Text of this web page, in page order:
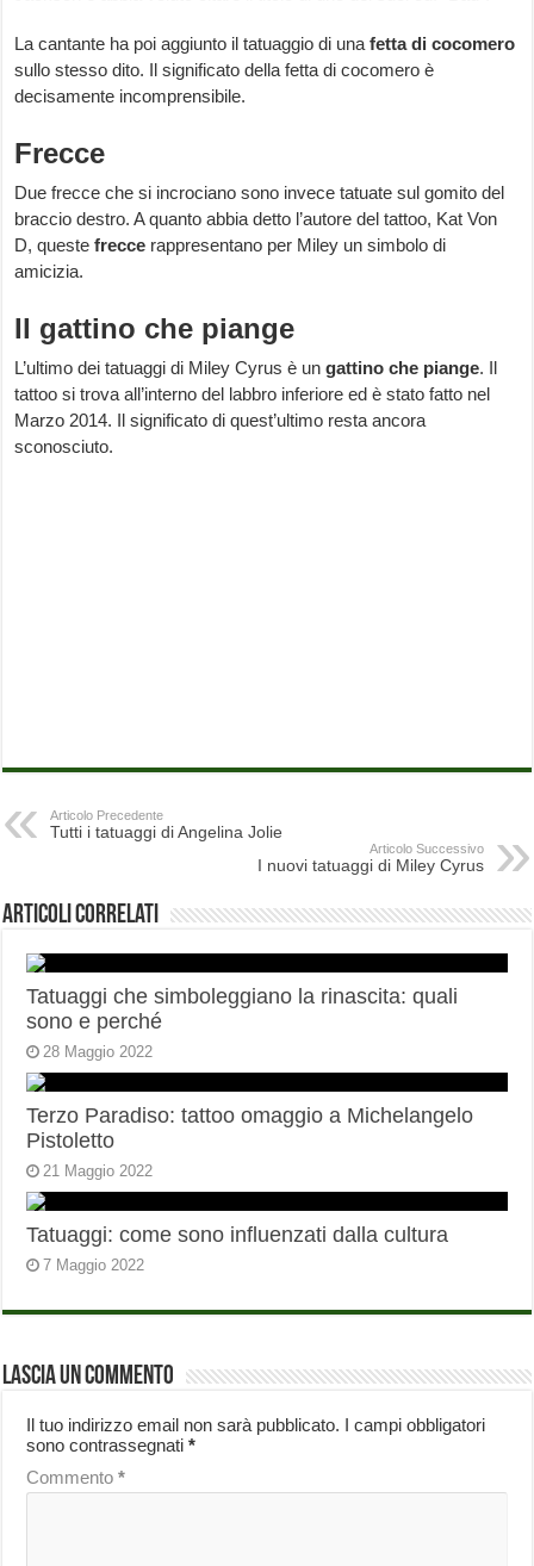
La cantante ha poi aggiunto il tatuaggio di unafetta di cocomero
sullo stesso dito. Il significato della fetta di cocomero è
decisamente incomprensibile.
Frecce
Due frecce che si incrociano sono invece tatuate sul gomito del
braccio destro. A quanto abbia detto l’autore del tattoo, Kat Von
D, queste frecce rappresentano per Miley un simbolo di
amicizia.
Il gattino che piange
L’ultimo dei tatuaggi di Miley Cyrus è ungattino che piange. Il
tattoo si trova all’interno del labbro inferiore ed è stato fatto nel
Marzo 2014. Il significato di quest’ultimo resta ancora
sconosciuto.
Articolo Precedente
Tutti i tatuaggi di Angelina Jolie
Articolo Successivo
I nuovi tatuaggi di Miley Cyrus
Articoli correlati
Tatuaggi che simboleggiano la rinascita: quali
sono e perché
28 Maggio 2022
Terzo Paradiso: tattoo omaggio a Michelangelo
Pistoletto
21 Maggio 2022
Tatuaggi: come sono influenzati dalla cultura
7 Maggio 2022
Lascia un commento
Il tuo indirizzo email non sarà pubblicato. I campi obbligatori
sono contrassegnati*
Commento*